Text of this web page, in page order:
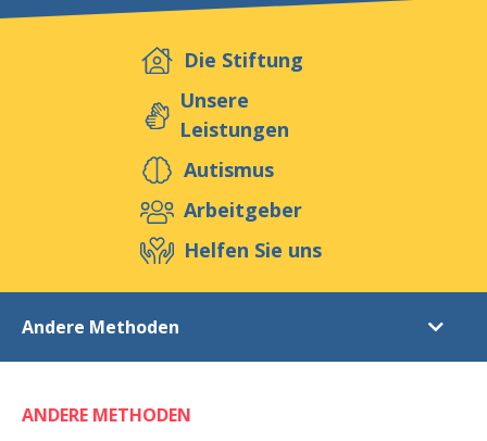
Veranstaltungen Publikationen
Die Stiftung
Unsere
Leistungen
Autismus
Arbeitgeber
Helfen Sie uns
Andere Methoden
Die Menschenrechte
ANDERE METHODEN